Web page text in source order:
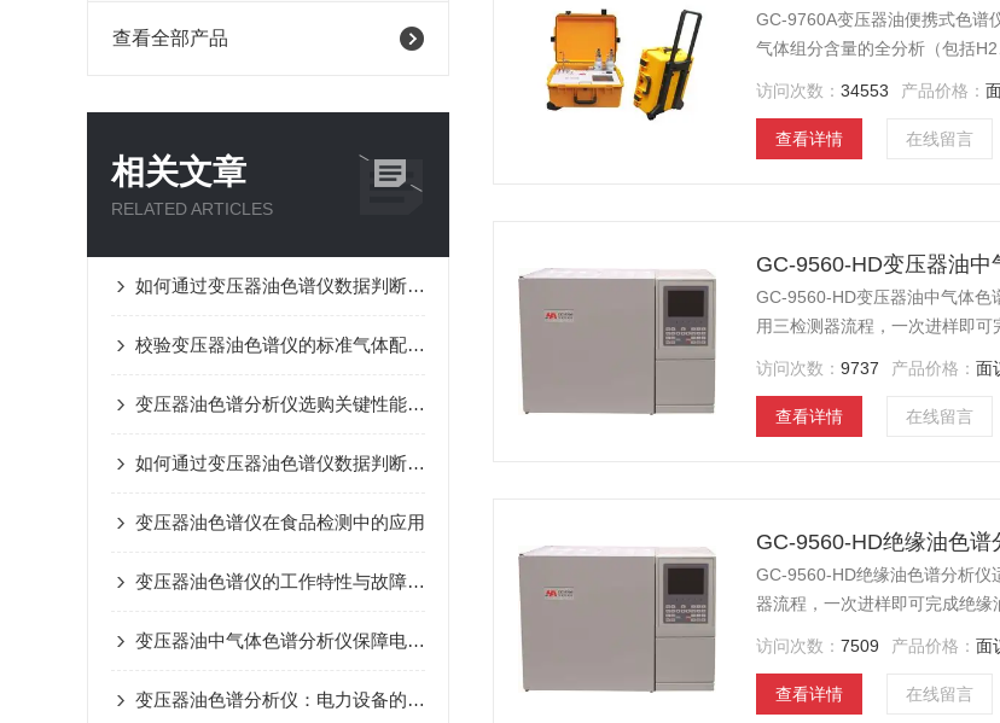
查看全部产品
相关文章
RELATED ARTICLES
如何通过变压器油色谱仪数据判断变压器老化程度？
校验变压器油色谱仪的标准气体配制方法
变压器油色谱分析仪选购关键性能指标
如何通过变压器油色谱仪数据判断设备故障？
变压器油色谱仪在食品检测中的应用
变压器油色谱仪的工作特性与故障修复方法
变压器油中气体色谱分析仪保障电力设备安全稳定运行
变压器油色谱分析仪：电力设备的健康守护者
GC-9760A变压器油便携式色谱
气体组分含量的全分析（包括
访问次数：34553 产品价格：
查看详情 在线留言
GC-9560-HD变压器油中
GC-9560-HD变压器油中气体色
用三检测器流程，一次进样即
访问次数：9737 产品价格：面
查看详情 在线留言
GC-9560-HD绝缘油色谱
GC-9560-HD绝缘油色谱分析仪
器流程，一次进样即可完成绝
访问次数：7509 产品价格：面
查看详情 在线留言